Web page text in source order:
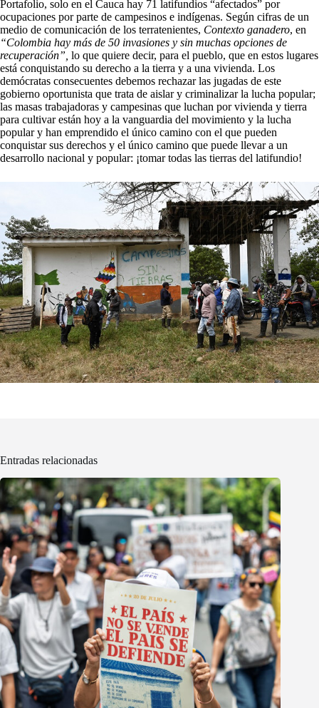
Portafolio, solo en el Cauca hay 71 latifundios “afectados” por
ocupaciones por parte de campesinos e indígenas. Según cifras de un
medio de comunicación de los terratenientes, Contexto ganadero, en
“Colombia hay más de 50 invasiones y sin muchas opciones de
recuperación”, lo que quiere decir, para el pueblo, que en estos lugares
está conquistando su derecho a la tierra y a una vivienda. Los
demócratas consecuentes debemos rechazar las jugadas de este
gobierno oportunista que trata de aislar y criminalizar la lucha popular;
las masas trabajadoras y campesinas que luchan por vivienda y tierra
para cultivar están hoy a la vanguardia del movimiento y la lucha
popular y han emprendido el único camino con el que pueden
conquistar sus derechos y el único camino que puede llevar a un
desarrollo nacional y popular: ¡tomar todas las tierras del latifundio!
Entradas relacionadas